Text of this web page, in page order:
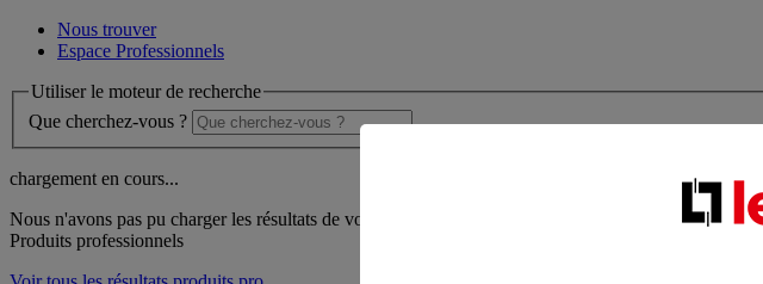
Nous trouver
Espace Professionnels
Utiliser le moteur de recherche
Que cherchez-vous ?
chargement en cours...
Nous n'avons pas pu charger les résultats de votre recherche
Produits professionnels